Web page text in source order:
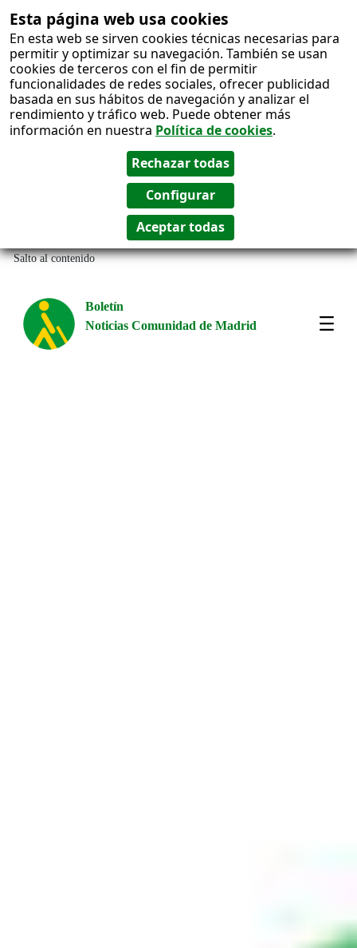
Esta página web usa cookies
En esta web se sirven cookies técnicas necesarias para
permitir y optimizar su navegación. También se usan
cookies de terceros con el fin de permitir
funcionalidades de redes sociales, ofrecer publicidad
basada en sus hábitos de navegación y analizar el
rendimiento y tráfico web. Puede obtener más
información en nuestra Política de cookies.
Salto al contenido
Boletín
Noticias Comunidad de Madrid